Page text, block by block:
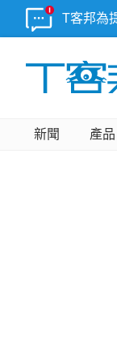
T客邦為
新聞 產品